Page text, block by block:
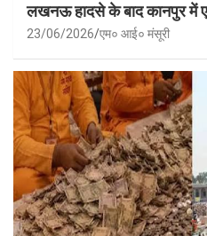
लखनऊ हादसे के बाद कानपुर में
23/06/2026 एम० आई० मंसूरी